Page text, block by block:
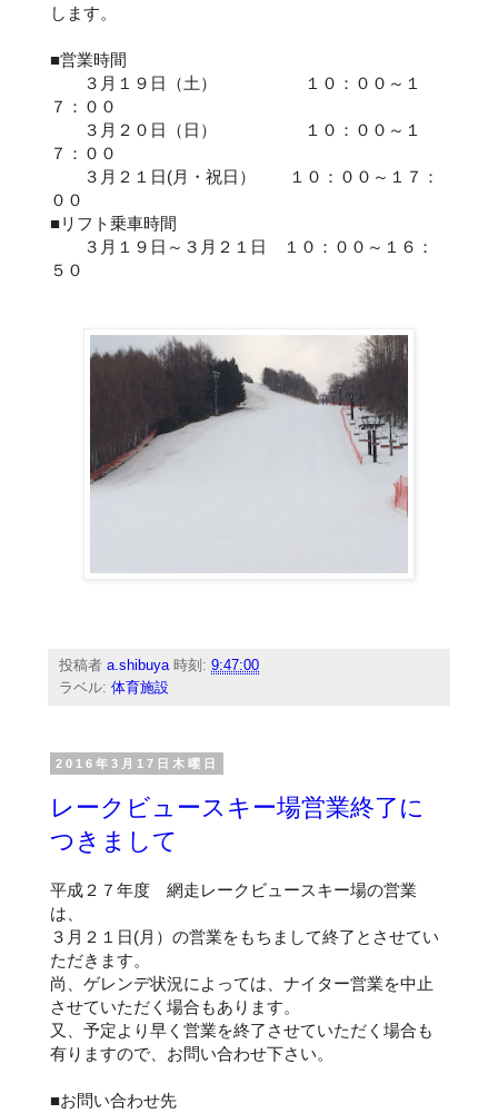
します。
■営業時間
３月１９日（土） １０：００～１
７：００
３月２０日（日） １０：００～１
７：００
３月２１日(月・祝日） １０：００～１７：
００
■リフト乗車時間
３月１９日～３月２１日 １０：００～１６：
５０
投稿者a.shibuya 時刻:9:47:00
ラベル:体育施設
2016年3月17日木曜日
レークビュースキー場営業終了に
つきまして
平成２７年度 網走レークビュースキー場の営業
は、
３月２１日(月）の営業をもちまして終了とさせてい
ただきます。
尚、ゲレンデ状況によっては、ナイター営業を中止
させていただく場合もあります。
又、予定より早く営業を終了させていただく場合も
有りますので、お問い合わせ下さい。
■お問い合わせ先